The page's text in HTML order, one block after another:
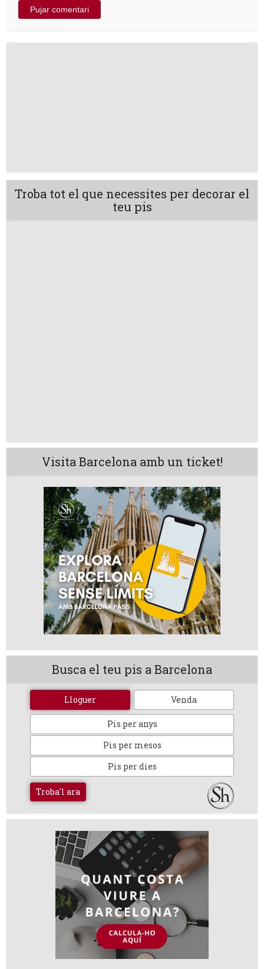
Troba tot el que necessites per decorar el
teu pis
Visita Barcelona amb un ticket!
Busca el teu pis a Barcelona
Lloguer Venda
Pis per anys
Pis per mesos
Pis per dies
Troba'l ara